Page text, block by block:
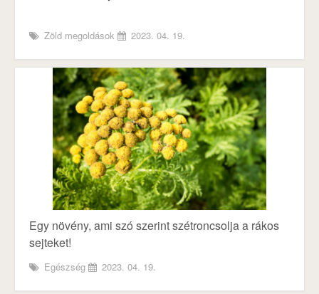
Zöld megoldások 2023. 04. 19.
Egy növény, ami szó szerint szétroncsolja a rákos
sejteket!
Egészség 2023. 04. 19.